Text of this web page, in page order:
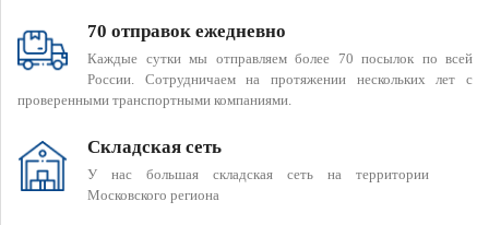
70 отправок ежедневно
Каждые сутки мы отправляем более 70 посылок по всей
России. Сотрудничаем на протяжении нескольких лет с
проверенными транспортными компаниями.
Складская сеть
У нас большая складская сеть на территории
Московского региона